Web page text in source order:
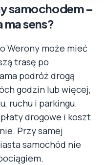
samochodem –
sens?
Werony może mieć
trasę po
podróż drogą
godzin lub więcej,
ruchu i parkingu.
drogowe i koszt
Przy samej
samochód nie